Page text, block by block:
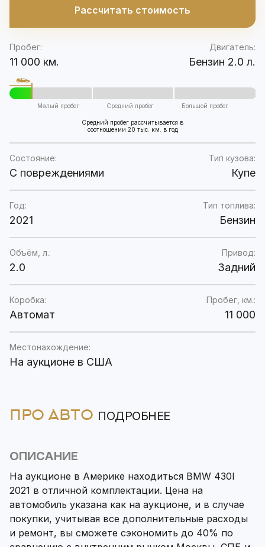
Рассчитать стоимость
Пробег:
11 000 км.
Двигатель:
Бензин 2.0 л.
Малый пробег Средний пробег Большой пробег
Средний пробег рассчитывается в
соотношении 20 тыс. км. в год
Состояние:
C повреждениями
Тип кузова:
Купе
Год:
2021
Тип топлива:
Бензин
Объём, л.:
2.0
Привод:
Задний
Коробка:
Автомат
Пробег, км.:
11 000
Местонахождение:
На аукционе в США
ПРО АВТО ПОДРОБНЕЕ
ОПИСАНИЕ
На аукционе в Америке находиться BMW 430I
2021 в отличной комплектации. Цена на
автомобиль указана как на аукционе, и в случае
покупки, учитывая все дополнительные расходы
и ремонт, вы сможете сэкономить до 40% по